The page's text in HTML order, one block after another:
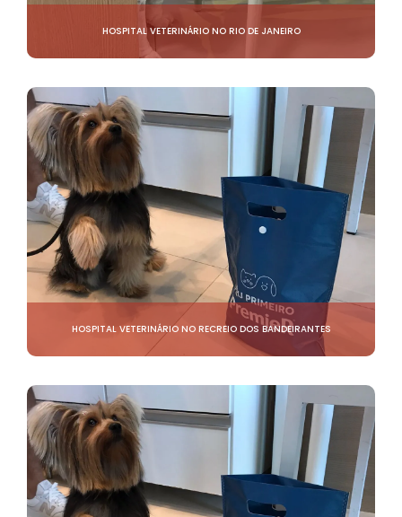
HOSPITAL VETERINÁRIO NO RIO DE JANEIRO
HOSPITAL VETERINÁRIO NO RECREIO DOS BANDEIRANTES